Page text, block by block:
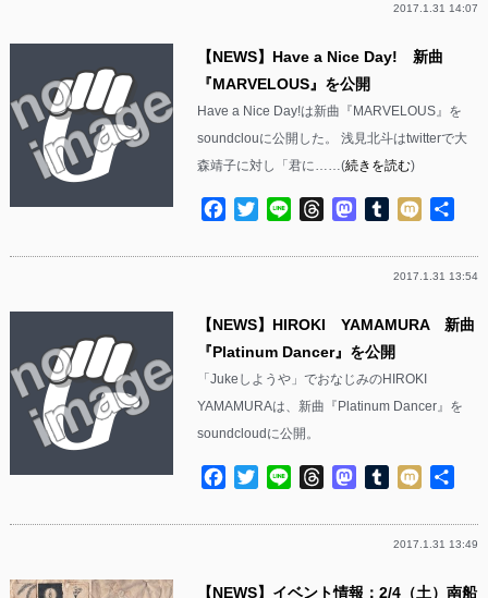
2017.1.31 14:07
【NEWS】Have a Nice Day! 新曲
『MARVELOUS』を公開
Have a Nice Day!は新曲『MARVELOUS』を
soundclouに公開した。 浅見北斗はtwitterで大
森靖子に対し「君に……(続きを読む)
Facebook
TwitterLine ThreadsMastodon
Tumblr
Mixi
2017.1.31 13:54
【NEWS】HIROKI YAMAMURA 新曲
『Platinum Dancer』を公開
「Jukeしようや」でおなじみのHIROKI
YAMAMURAは、新曲『Platinum Dancer』を
soundcloudに公開。
Facebook
TwitterLine ThreadsMastodon
Tumblr
Mixi
2017.1.31 13:49
【NEWS】イベント情報：2/4（土）南船